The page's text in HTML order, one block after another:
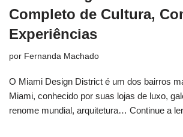
Completo de Cultura,
Experiências
por Fernanda Machado
O Miami Design District é um dos bairros
Miami, conhecido por suas lojas de luxo,
renome mundial, arquitetura… Continue a